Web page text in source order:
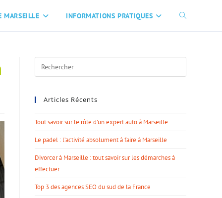
MARSEILLE INFORMATIONS PRATIQUES
Articles Récents
Tout savoir sur le rôle d’un expert auto à Marseille
Le padel : l’activité absolument à faire à Marseille
Divorcer à Marseille : tout savoir sur les démarches à
effectuer
Top 3 des agences SEO du sud de la France